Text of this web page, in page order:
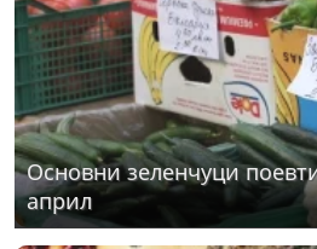
Основни зеленчуци
април